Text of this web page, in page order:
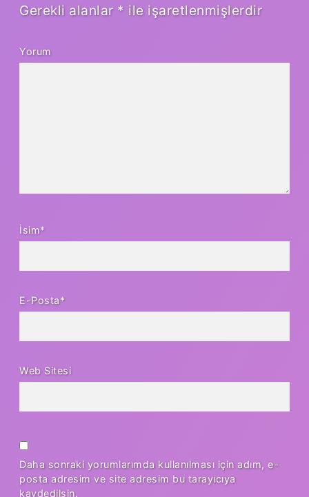
Gerekli alanlar * ile işaretlenmişlerdir
Yorum
İsim*
E-Posta*
Web Sitesi
Daha sonraki yorumlarımda kullanılması için adım, e-
posta adresim ve site adresim bu tarayıcıya
kaydedilsin.